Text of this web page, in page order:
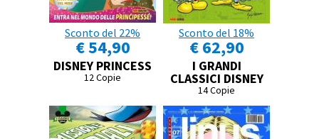
Sconto del 22%
€ 54,90
DISNEY PRINCESS
12 Copie
Sconto del 18%
€ 62,90
I GRANDI
CLASSICI DISNEY
14 Copie